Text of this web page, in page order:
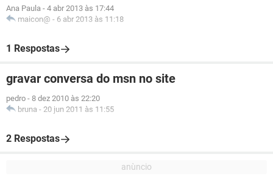
Ana Paula - 4 abr 2013 às 17:44
maicon@ - 6 abr 2013 às 11:18
1 Respostas
gravar conversa do msn no site
pedro - 8 dez 2010 às 22:20
bruna - 20 jun 2011 às 11:55
2 Respostas